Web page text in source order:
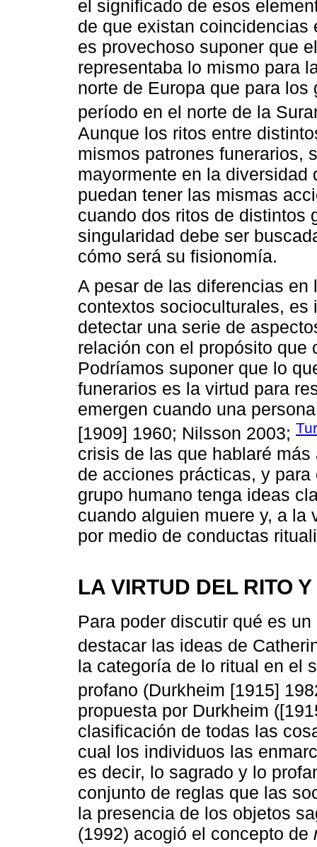
el significado de esos
de que existan coincidencias
es provechoso suponer que
representaba lo mismo para
norte de Europa que para
período en el norte de la
Aunque los ritos entre
mismos patrones funerarios,
mayormente en la
puedan tener las mismas
cuando dos ritos de distintos
singularidad debe ser
cómo será su fisionomía.
A pesar de las diferencias
contextos socioculturales,
detectar una serie de
relación con el propósito que
Podríamos suponer que lo
funerarios es la virtud para
emergen cuando una
[1909] 1960; Nilsson 2003;
crisis de las que hablaré
de acciones prácticas, y
grupo humano tenga ideas
cuando alguien muere y, a la
por medio de conductas
LA VIRTUD DEL RITO
Para poder discutir qué es
destacar las ideas de
la categoría de lo ritual en el
profano (Durkheim [1915]
propuesta por Durkheim
clasificación de todas las
cual los individuos las
es decir, lo sagrado y lo
conjunto de reglas que las
la presencia de los objetos
(1992) acogió el concepto de